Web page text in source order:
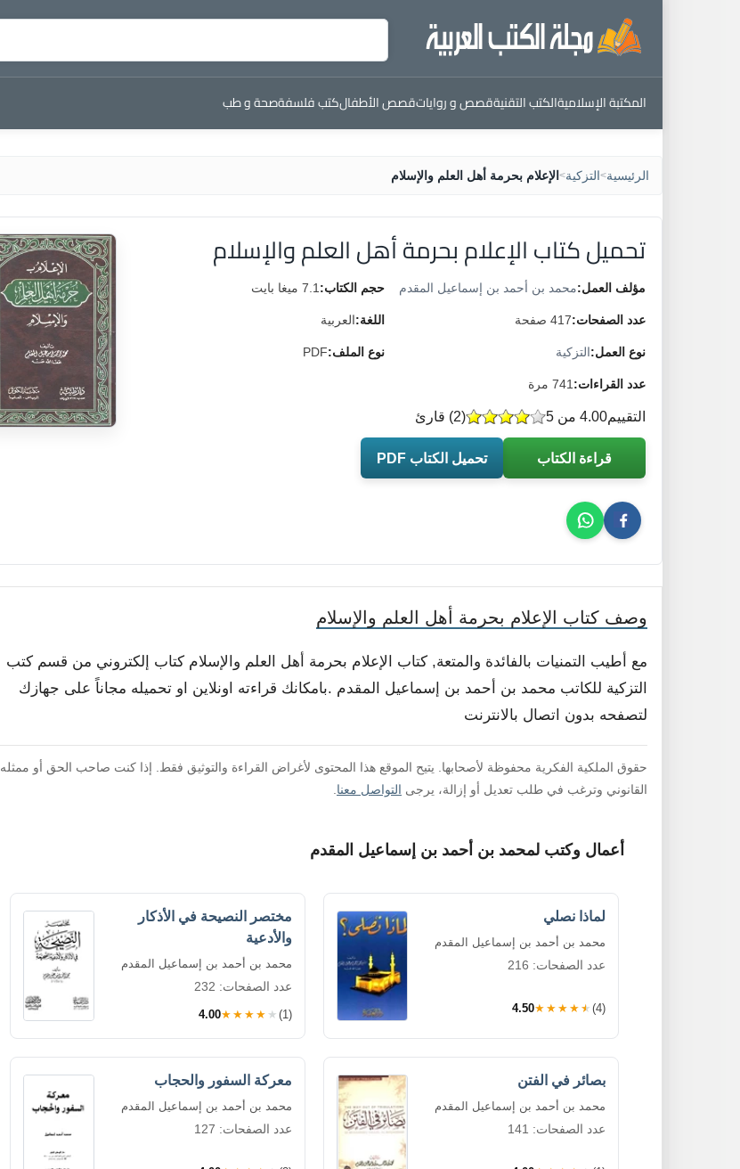
المكتبة الإسلاميةالكتب التقنيةقصص و رواياتقصص الأطفالكتب فلسفةصحة و طب
الرئيسية>التزكية> الإعلام بحرمة أهل العلم والإسلام
تحميل كتاب الإعلام بحرمة أهل العلم والإسلام
مؤلف العمل:محمد بن أحمد بن إسماعيل المقدم حجم الكتاب: 7.1 ميغا بايت
عدد الصفحات:417 صفحة اللغة:العربية
نوع العمل:التزكية نوع الملف:PDF
عدد القراءات: 741 مرة
التقييم (
2) قارئ 4.00 من 5
قراءة الكتاب تحميل الكتاب PDF
وصف كتاب الإعلام بحرمة أهل العلم والإسلام
مع أطيب التمنيات بالفائدة والمتعة, كتاب الإعلام بحرمة أهل العلم والإسلام كتاب إلكتروني من قسم كتب
التزكية للكاتب محمد بن أحمد بن إسماعيل المقدم .بامكانك قراءته اونلاين او تحميله مجاناً على جهازك
لتصفحه بدون اتصال بالانترنت
حقوق الملكية الفكرية محفوظة لأصحابها. يتيح الموقع هذا المحتوى لأغراض القراءة والتوثيق فقط. إذا كنت صاحب الحق أو ممثله
القانوني وترغب في طلب تعديل أو إزالة، يرجى التواصل معنا
أعمال وكتب لمحمد بن أحمد بن إسماعيل المقدم
لماذا نصلي
محمد بن أحمد بن إسماعيل المقدم
عدد الصفحات: 216
4.50★★★★★ (4)
مختصر النصيحة في الأذكار
والأدعية
محمد بن أحمد بن إسماعيل المقدم
عدد الصفحات: 232
4.00★★★★★ (1)
بصائر في الفتن
محمد بن أحمد بن إسماعيل المقدم
عدد الصفحات: 141
معركة السفور والحجاب
محمد بن أحمد بن إسماعيل المقدم
عدد الصفحات: 127